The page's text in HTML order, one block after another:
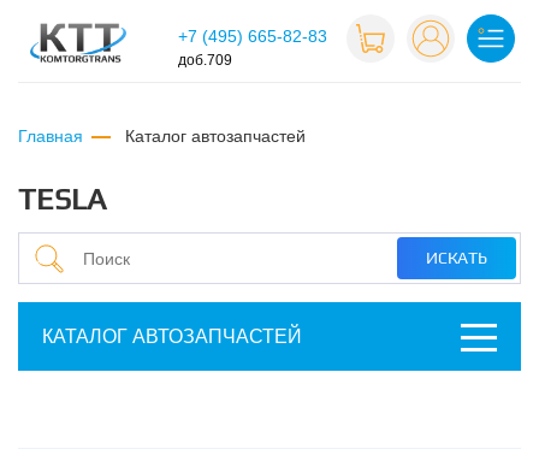
+7 (495) 665-82-83
доб.709
Главная каталог автозапчастей
TESLA
КАТАЛОГ АВТОЗАПЧАСТЕЙ